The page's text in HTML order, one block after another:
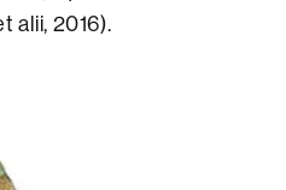
alii, 2016).